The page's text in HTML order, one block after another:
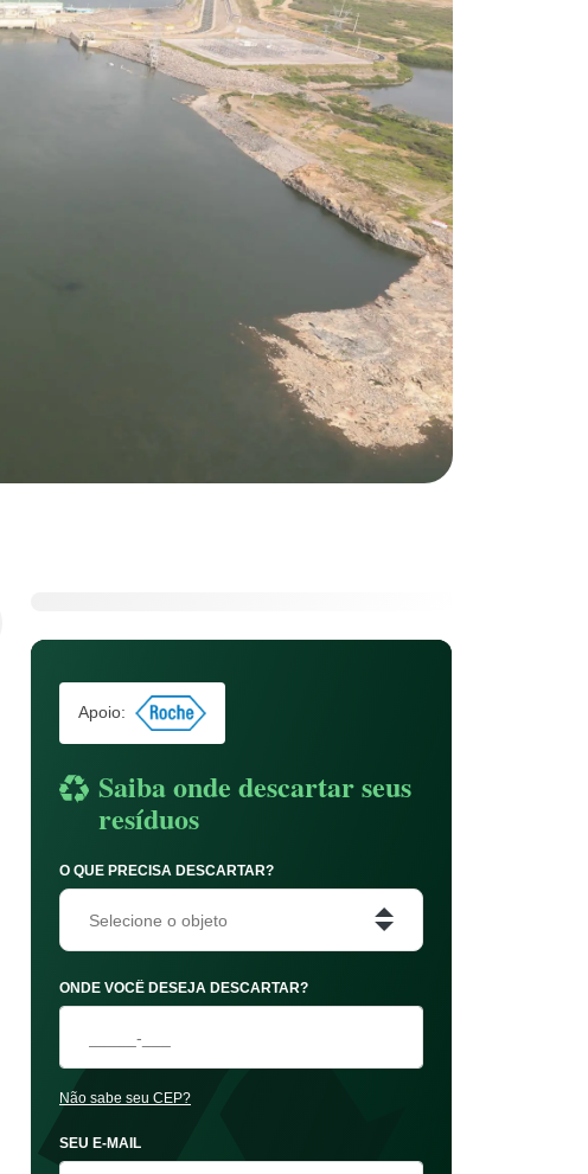
Apoio:
Saiba onde descartar seus
resíduos
O QUE PRECISA DESCARTAR?
Selecione o objeto
ONDE VOCÊ DESEJA DESCARTAR?
Não sabe seu CEP?
SEU E-MAIL